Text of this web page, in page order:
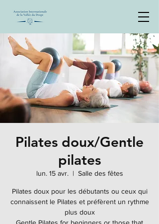
Pilates doux/Gentle
pilates
lun. 15 avr.
  |
Salle des fêtes
Pilates doux pour les débutants ou ceux qui
connaissent le Pilates et préfèrent un rythme
plus doux